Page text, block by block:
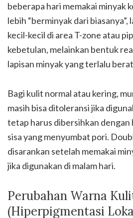
beberapa hari memakai minyak
lebih “berminyak dari
kecil-kecil di area T-zone atau
kebetulan, melainkan bentuk
lapisan minyak yang terlalu
Bagi kulit normal atau kering,
masih bisa ditoleransi jika
tetap harus dibersihkan dengan
sisa yang menyumbat pori.
disarankan setelah memakai
jika digunakan di malam hari.
Perubahan Warna
(Hiperpigmentasi